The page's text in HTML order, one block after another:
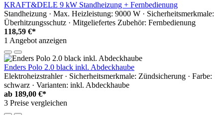
KRAFT&DELE 9 kW Standheizung + Fernbedienung
Standheizung · Max. Heizleistung: 9000 W · Sicherheitsmerkmale:
Überhitzungsschutz · Mitgeliefertes Zubehör: Fernbedienung
118,59 €*
1 Angebot anzeigen
Enders Polo 2.0 black inkl. Abdeckhaube
Elektroheizstrahler · Sicherheitsmerkmale: Zündsicherung · Farbe:
schwarz · Varianten: inkl. Abdeckhaube
ab 189,00 €*
3 Preise vergleichen